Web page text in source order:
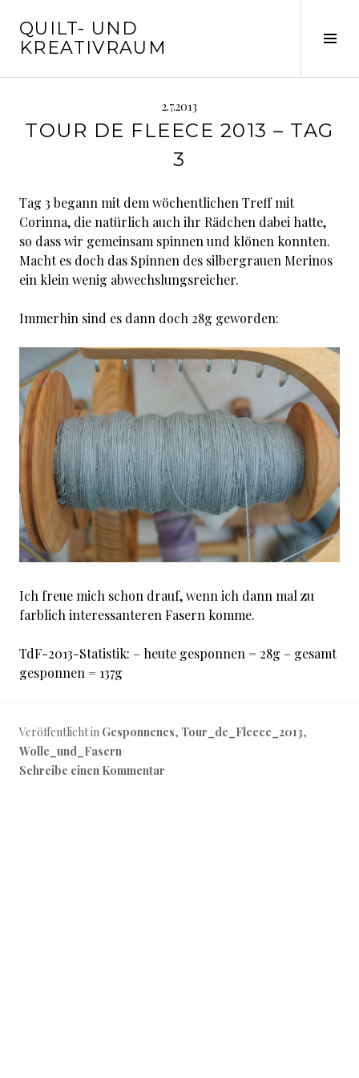
zum
Inhalt
QUILT- UND
KREATIVRAUM
2.7.2013
TOUR DE FLEECE 2013 – TAG
3
Tag 3 begann mit dem wöchentlichen Treff mit
Corinna, die natürlich auch ihr Rädchen dabei hatte,
so dass wir gemeinsam spinnen und klönen konnten.
Macht es doch das Spinnen des silbergrauen Merinos
ein klein wenig abwechslungsreicher.
Immerhin sind es dann doch 28g geworden:
Ich freue mich schon drauf, wenn ich dann mal zu
farblich interessanteren Fasern komme.
TdF-2013-Statistik: – heute gesponnen = 28g – gesamt
gesponnen = 137g
Veröffentlicht in Gesponnenes, Tour_de_Fleece_2013,
Wolle_und_Fasern
Schreibe einen Kommentar